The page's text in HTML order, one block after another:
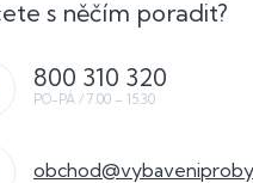
obchod@
800 310 320